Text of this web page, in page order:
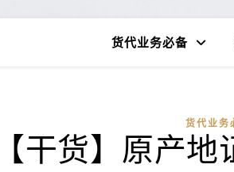
货代业务必备
货代业务
【干货】原产